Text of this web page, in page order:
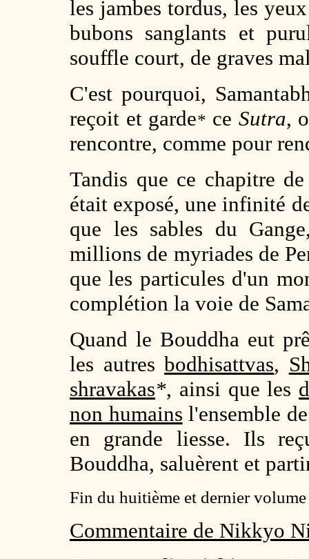
les jambes tordus, les
bubons sanglants et
souffle court, de graves
C'est pourquoi,
reçoit et garde* ce Sutra,
rencontre, comme pour
Tandis que ce chapitre
était exposé, une infinité
que les sables du
millions de myriades de
que les particules d'un
complétion la voie de
Quand le Bouddha eut
les autresbodhisattvas,
shravakas*, ainsi que les
non humains l'ensemble
en grande liesse. Ils
Bouddha, saluèrent et
Fin du huitième et dernier
Commentaire de Nikkyo